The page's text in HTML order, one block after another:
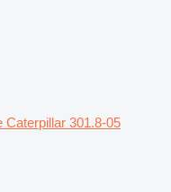
Caterpillar 301.8-05